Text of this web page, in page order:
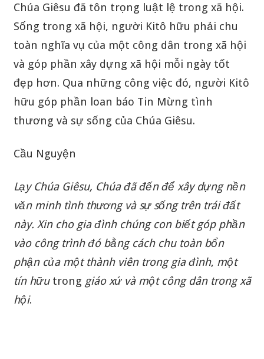
Chúa Giêsu đã tôn trọng luật lệ trong xã hội.
Sống trong xã hội, người Kitô hữu phải chu
toàn nghĩa vụ của một công dân trong xã hội
và góp phần xây dựng xã hội mỗi ngày tốt
đẹp hơn. Qua những công việc đó, người Kitô
hữu góp phần loan báo Tin Mừng tình
thương và sự sống của Chúa Giêsu.
Cầu Nguyện
LạyChúa Giêsu, Chúađãđếnđể xâydựng nền
văn minh tình thương và sự sống trên tráiđất
này. Xin cho giađình chúng con biếtgóp phần
vào công trìnhđó bằng cách chu toàn bổn
phận của mộtthành viên trong giađình, một
tín hữu trong giáo xứ và mộtcông dân trongxã
hội.